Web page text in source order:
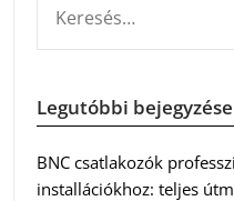
Legutóbbi
BNC csatlakozók
installációkhoz: teljes